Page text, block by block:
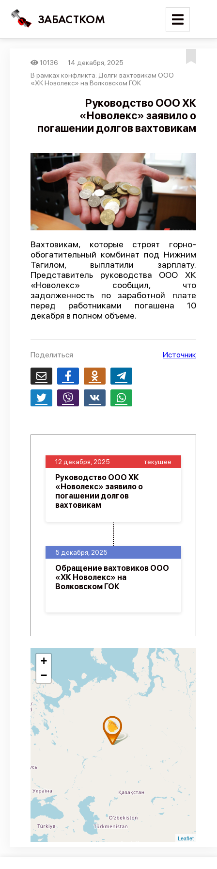
ЗАБАСТКОМ
Войти
Поиск
Новости
Карта событий
Отчеты
Предложить публикацию
Справочник
API
О проекте
Политика конфиденциальности
10136
14 декабря, 2025
В рамках конфликта: Долги вахтовикам ООО
«ХК Новолекс» на Волковском ГОК
Руководство ООО ХК
«Новолекс» заявило о
погашении долгов вахтовикам
Вахтовикам, которые строят горно-
обогатительный комбинат под Нижним
Тагилом, выплатили зарплату.
Представитель руководства ООО ХК
«Новолекс» сообщил, что
задолженность по заработной плате
перед работниками погашена 10
декабря в полном объеме.
Поделиться Источник
5 декабря, 2025
Обращение вахтовиков ООО
«ХК Новолекс» на
Волковском ГОК
12 декабря, 2025 текущее
Руководство ООО ХК
«Новолекс» заявило о
погашении долгов
вахтовикам
+
−
Leaflet